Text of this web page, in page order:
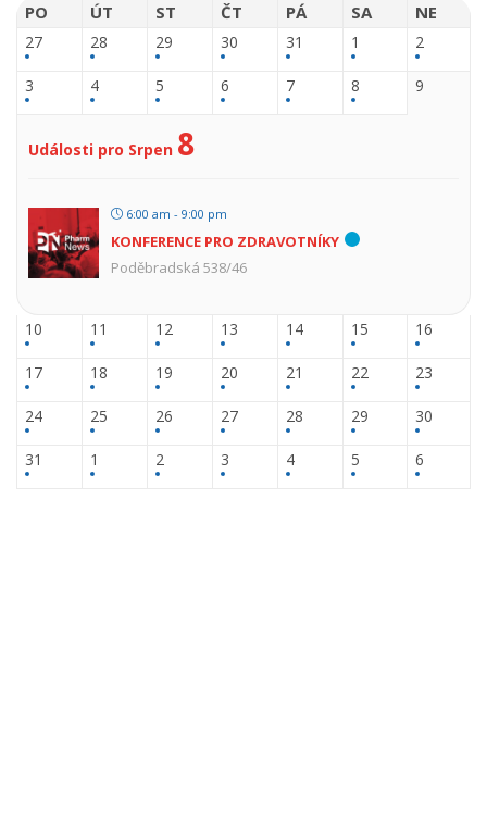
PO ÚT ST ČT PÁ SA NE
27 28 29 30 31 1 2
3 4 5 6 7 8 9
Události pro Srpen 8
6:00 am - 9:00 pm
KONFERENCE PRO ZDRAVOTNÍKY
Poděbradská 538/46
10 11 12 13 14 15 16
17 18 19 20 21 22 23
24 25 26 27 28 29 30
31 1 2 3 4 5 6